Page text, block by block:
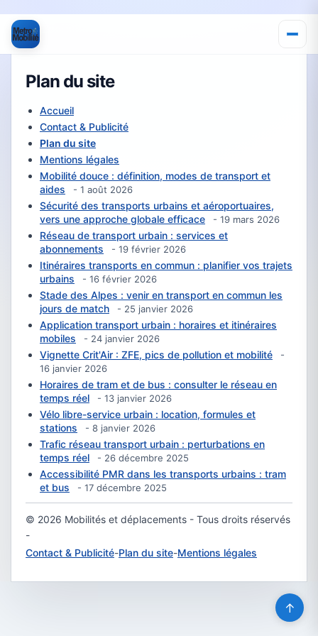
Plan du site
Accueil
Contact & Publicité
Plan du site
Mentions légales
Mobilité douce : définition, modes de transport et
aides
- 1 août 2026
Sécurité des transports urbains et aéroportuaires,
vers une approche globale efficace
- 19 mars 2026
Réseau de transport urbain : services et
abonnements
- 19 février 2026
Itinéraires transports en commun : planifier vos trajets
urbains
- 16 février 2026
Stade des Alpes : venir en transport en commun les
jours de match
- 25 janvier 2026
Application transport urbain : horaires et itinéraires
mobiles
- 24 janvier 2026
Vignette Crit'Air : ZFE, pics de pollution et mobilité
-
16 janvier 2026
Horaires de tram et de bus : consulter le réseau en
temps réel
- 13 janvier 2026
Vélo libre-service urbain : location, formules et
stations
- 8 janvier 2026
Trafic réseau transport urbain : perturbations en
temps réel
- 26 décembre 2025
Accessibilité PMR dans les transports urbains : tram
et bus
- 17 décembre 2025
© 2026 Mobilités et déplacements - Tous droits réservés
-
Contact & Publicité-Plan du site-Mentions légales
↑